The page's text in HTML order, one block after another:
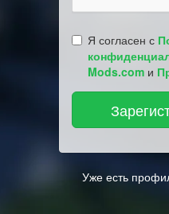
Я согласен с
Mods.com и
Уже есть